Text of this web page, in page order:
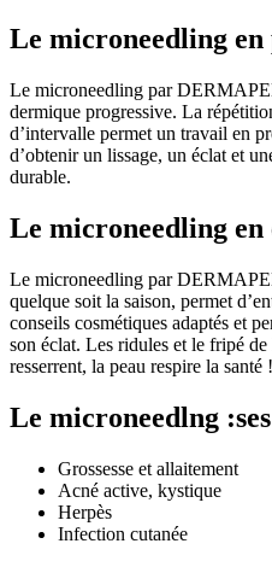
Le microneedling en
Le microneedling par
dermique progressive. La
d’intervalle permet un travail en
d’obtenir un lissage, un éclat et
durable.
Le microneedling en
Le microneedling par
quelque soit la saison, permet
conseils cosmétiques adaptés et
son éclat. Les ridules et le fripé de
resserrent, la peau respire la santé !
Le microneedlng
Grossesse et allaitement
Acné active, kystique
Herpès
Infection cutanée